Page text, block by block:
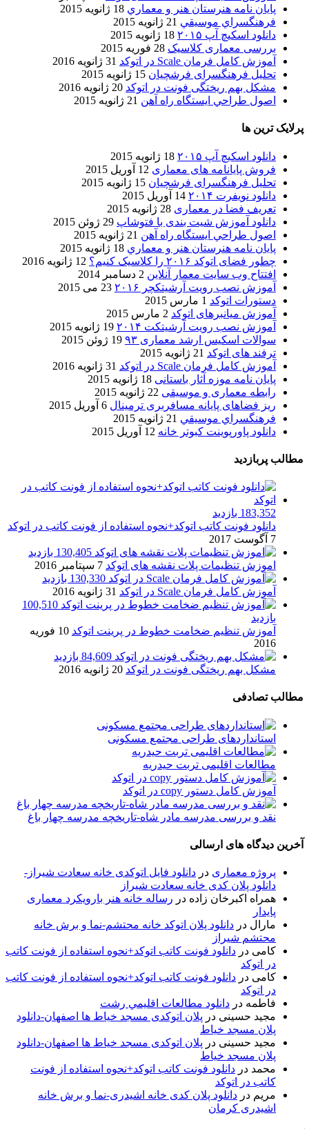
پایان نامه هنرستان هنر و معماري 18 ژانویه 2015
فرهنگسراي موسيقي 21 ژانویه 2015
دانلود اسکیچ آپ ۲۰۱۵
18 ژانویه 2015
بررسی معماری کلاسیک 28 فوریه 2015
آموزش کامل فرمان Scale در اتوکد
31 ژانویه 2016
تحلیل فرهنگسرای فرشچیان 15 ژانویه 2015
مشکل بهم ریختگی فونت در اتوکد 20 ژانویه 2016
اصول طراحي ایستگاه راه آهن 21 ژانویه 2015
پرلایک ترین ها
دانلود اسکیچ آپ ۲۰۱۵
18 ژانویه 2015
فروش پایانامه های معماری 12 آوریل 2015
تحلیل فرهنگسرای فرشچیان 15 ژانویه 2015
دانلود نویفرت ۲۰۱۴
14 آوریل 2015
تعریف فضا در معماری 28 ژانویه 2015
دانلود آموزش شیت بندی با فتوشاپ 29 ژوئن 2015
اصول طراحي ایستگاه راه آهن 21 ژانویه 2015
پایان نامه هنرستان هنر و معماري 18 ژانویه 2015
چطور فضای اتوکد ۲۰۱۶ را کلاسیک کنیم؟
12 ژانویه 2016
افتتاح وب سایت معمار آنلاین 2 دسامبر 2014
آموزش نصب رویت آرشیتکچر ۲۰۱۶
23 می 2015
دستورات اتوکد 1 مارس 2015
آموزش میانبرهای اتوکد 2 مارس 2015
آموزش نصب رویت آرشیتکت ۲۰۱۴
19 ژانویه 2015
سوالات اسکیس ارشد معماری ۹۳
19 ژوئن 2015
ترفند های اتوکد 21 ژانویه 2015
آموزش کامل فرمان Scale در اتوکد
31 ژانویه 2016
پایان نامه موزه آثار باستانی 18 ژانویه 2015
رابطه معماری و موسیقی 22 ژانویه 2015
ریز فضاهای پایانه مسافربری ترمینال 6 آوریل 2015
فرهنگسراي موسيقي 21 ژانویه 2015
دانلود پاورپوینت کبوتر خانه 12 آوریل 2015
مطالب پربازدید
183,352 بازدید
دانلود فونت کاتب اتوکد+نحوه استفاده از فونت کاتب در اتوکد
7 آگوست 2017
130,405 بازدید
اموزش تنظیمات پلات نقشه های اتوکد 7 سپتامبر 2016
130,330 بازدید
آموزش کامل فرمان Scale در اتوکد
31 ژانویه 2016
100,510
بازدید
آموزش تنظیم ضخامت خطوط در پرینت اتوکد
10 فوریه
2016
84,609 بازدید
مشکل بهم ریختگی فونت در اتوکد 20 ژانویه 2016
مطالب تصادفی
استانداردهای طراحی مجتمع مسکونی
مطالعات اقلیمی تربت حيدريه
آموزش کامل دستور copy در اتوکد
نقد و بررسی مدرسه مادر شاه-تاریخچه مدرسه چهار باغ
آخرین دیدگاه های ارسالی
پروژه معماری در دانلود فایل اتوکدی خانه سعادت شیراز-
دانلود پلان کدی خانه سعادت شیراز
همراه اکبرخان زاده در رساله خانه هنر بارویکرد معماری
پایدار
مارال در دانلود پلان اتوکد خانه محتشم-نما و برش خانه
محتشم شیراز
کامی در دانلود فونت کاتب اتوکد+نحوه استفاده از فونت کاتب
در اتوکد
کامی در دانلود فونت کاتب اتوکد+نحوه استفاده از فونت کاتب
در اتوکد
فاطمه در دانلود مطالعات اقليمي رشت
مجید حسینی در پلان اتوکدی مسجد خیاط ها اصفهان-دانلود
پلان مسجد خیاط
مجید حسینی در پلان اتوکدی مسجد خیاط ها اصفهان-دانلود
پلان مسجد خیاط
محمد در دانلود فونت کاتب اتوکد+نحوه استفاده از فونت
کاتب در اتوکد
مریم در دانلود پلان کدی خانه اشیدری-نما و برش خانه
اشیدری کرمان